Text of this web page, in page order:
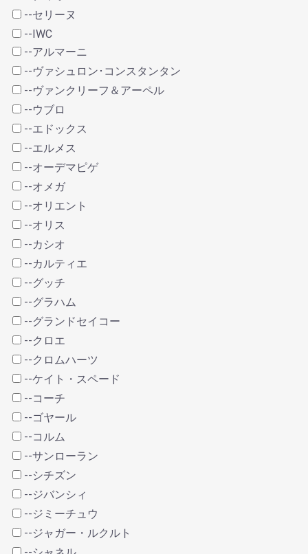
--セリーヌ
--IWC
--アルマーニ
--ヴァシュロン･コンスタンタン
--ヴァンクリーフ＆アーペル
--ウブロ
--エドックス
--エルメス
--オーデマピゲ
--オメガ
--オリエント
--オリス
--カシオ
--カルティエ
--グッチ
--グラハム
--グランドセイコー
--クロエ
--クロムハーツ
--ケイト・スペード
--コーチ
--ゴヤール
--コルム
--サンローラン
--シチズン
--ジバンシィ
--ジミーチュウ
--ジャガー・ルクルト